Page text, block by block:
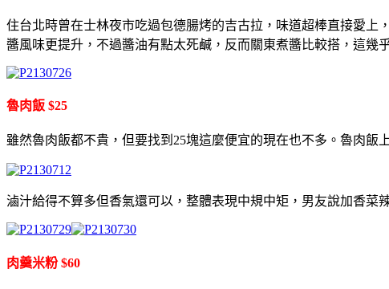
住台北時曾在士林夜市吃過包德腸烤的吉古拉，味道超棒直接愛
醬風味更提升，不過醬油有點太死鹹，反而關東煮醬比較搭，這幾
魯肉飯 $25
雖然魯肉飯都不貴，但要找到25塊這麼便宜的現在也不多。魯肉飯
滷汁給得不算多但香氣還可以，整體表現中規中矩，男友說加香菜
肉羹米粉 $60